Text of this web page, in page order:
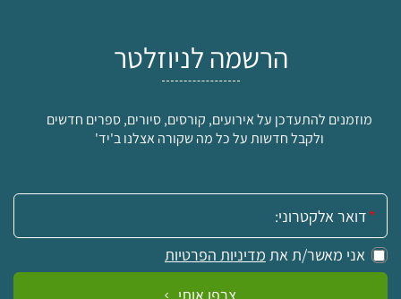
הרשמה לניוזלטר
מוזמנים להתעדכן על אירועים, קורסים, סיורים, ספרים חדשים
ולקבל חדשות על כל מה שקורה אצלנו ב'יד'
אימייל:
אני מאשר/ת את מדיניות הפרטיות
צרפו אותי